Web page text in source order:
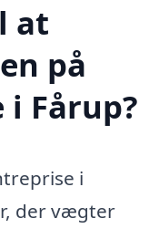
at
på
Fårup?
i
der vægter